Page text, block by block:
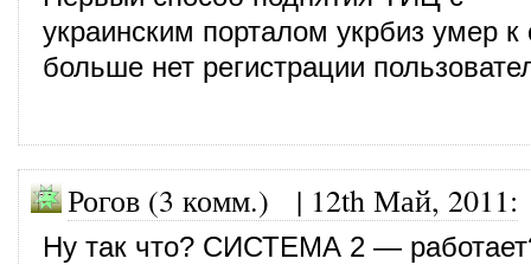
украинским порталом укрбиз умер
больше нет регистрации
Рогов (3 комм.) | 12th Май, 2011:
Ну так что? СИСТЕМА 2 —